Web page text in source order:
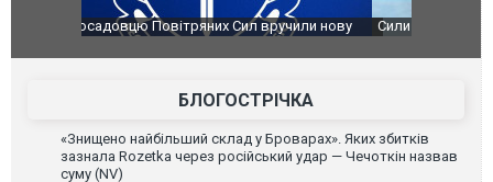
Сили оборони уразили Ярославський НПЗ:
атаку. ВІДЕО
Неймар
БЛОГОСТРІЧКА
«Знищено найбільший склад у Броварах». Яких збитків
зазнала Rozetka через російський удар — Чечоткін назвав
суму (NV)